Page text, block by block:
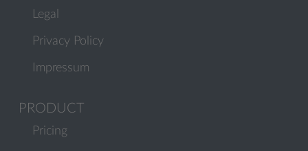
Legal
Privacy Policy
Impressum
PRODUCT
Pricing